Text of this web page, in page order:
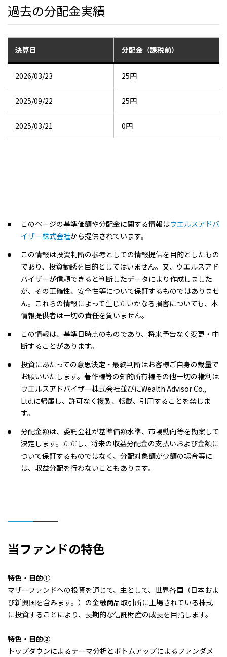
過去の分配金実績
決算日 分配金（課税前）
2026/03/23 25円
2025/09/22 25円
2025/03/21 0円
このページの基準価額や分配金に関する情報はウエルスアドバ
イザー株式会社から提供されています。
この情報は投資判断の参考としての情報提供を目的としたもの
であり、投資勧誘を目的としてはいません。又、ウエルスアド
バイザーが信頼できると判断したデータにより作成しました
が、その正確性、安全性等について保証するものではありませ
ん。これらの情報によって生じたいかなる損害についても、本
情報提供者は一切の責任を負いません。
この情報は、基準日時点のものであり、将来予告なく変更・中
断することがあります。
投資にあたっての意思決定・最終判断はお客様ご自身の裁量で
お願いいたします。著作権等の知的所有権その他一切の権利は
ウエルスアドバイザー株式会社並びにWealth Advisor Co.,
Ltd.に帰属し、許可なく複製、転載、引用することを禁じま
す。
分配金額は、委託会社が基準価額水準、市場動向等を勘案して
決定します。ただし、将来の収益分配金の支払いおよび金額に
ついて保証するものではなく、分配対象額が少額の場合等に
は、収益分配を行わないこともあります。
当ファンドの特色
特色・目的①
マザーファンドへの投資を通じて、主として、世界各国（日本およ
び新興国を含みます。）の金融商品取引所に上場されている株式
に投資することにより、長期的な信託財産の成長を目指します。
特色・目的②
トップダウンによるテーマ分析とボトムアップによるファンダメ